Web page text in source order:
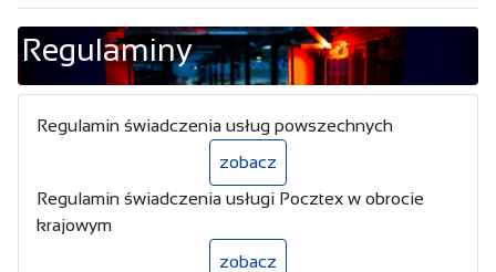
Regulaminy
Regulamin świadczenia usług powszechnych
zobacz
Regulamin świadczenia usługi Pocztex w obrocie
krajowym
zobacz